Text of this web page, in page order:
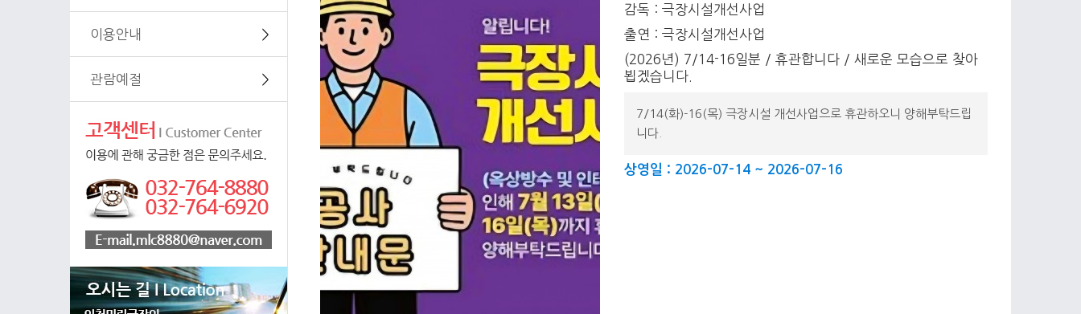
이용안내 ＞
관람예절 ＞
감독 : 극장시설개선사업
출연 : 극장시설개선사업
(2026년) 7/14-16일분 / 휴관합니다 / 새로운 모습으로 찾아
뵙겠습니다.
7/14(화)-16(목) 극장시설 개선사업으로 휴관하오니 양해부탁드립
니다.
상영일 : 2026-07-14 ~ 2026-07-16